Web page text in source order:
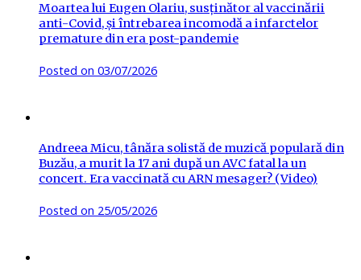
Moartea lui Eugen Olariu, susținător al vaccinării
anti-Covid, și întrebarea incomodă a infarctelor
premature din era post-pandemie
Posted on 03/07/2026
Andreea Micu, tânăra solistă de muzică populară din
Buzău, a murit la 17 ani după un AVC fatal la un
concert. Era vaccinată cu ARN mesager? (Video)
Posted on 25/05/2026